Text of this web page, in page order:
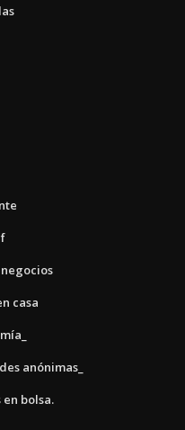
casa
anónimas_
bolsa.